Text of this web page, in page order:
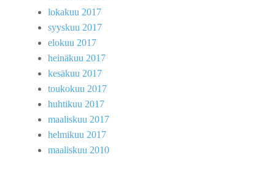
lokakuu 2017
syyskuu 2017
elokuu 2017
heinäkuu 2017
kesäkuu 2017
toukokuu 2017
huhtikuu 2017
maaliskuu 2017
helmikuu 2017
maaliskuu 2010